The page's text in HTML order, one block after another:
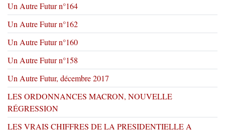
Un Autre Futur n°164
Un Autre Futur n°162
Un Autre Futur n°160
Un Autre Futur n°158
Un Autre Futur, décembre 2017
LES ORDONNANCES MACRON, NOUVELLE
RÉGRESSION
LES VRAIS CHIFFRES DE LA PRESIDENTIELLE A